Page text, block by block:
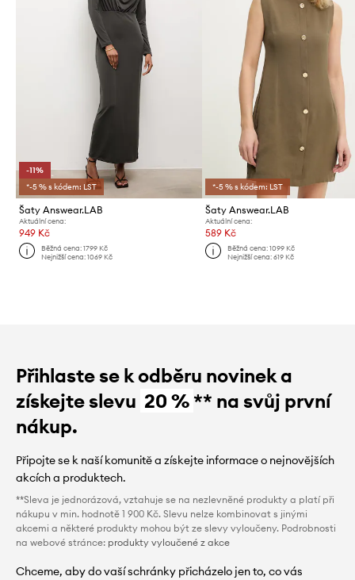
-11%
*-5 % s kódem: LST
Šaty Answear.LAB
Aktuální cena:
949 Kč
Běžná cena:1799 Kč
Nejnižší cena:1069 Kč
*-5 % s kódem: LST
Šaty Answear.LAB
Aktuální cena:
589 Kč
Běžná cena: 1099 Kč
Nejnižší cena: 619 Kč
Přihlaste se k odběru novinek a
získejte slevu 20 %** na svůj první
nákup.
Připojte se k naší komunitě a získejte informace o nejnovějších
akcích a produktech.
**Sleva je jednorázová, vztahuje se na nezlevněné produkty a platí při
nákupu v min. hodnotě 1 900 Kč. Slevu nelze kombinovat s jinými
akcemi a některé produkty mohou být ze slevy vyloučeny. Podrobnosti
na webové stránce: produkty vyloučené z akce
Chceme, aby do vaší schránky přicházelo jen to, co vás